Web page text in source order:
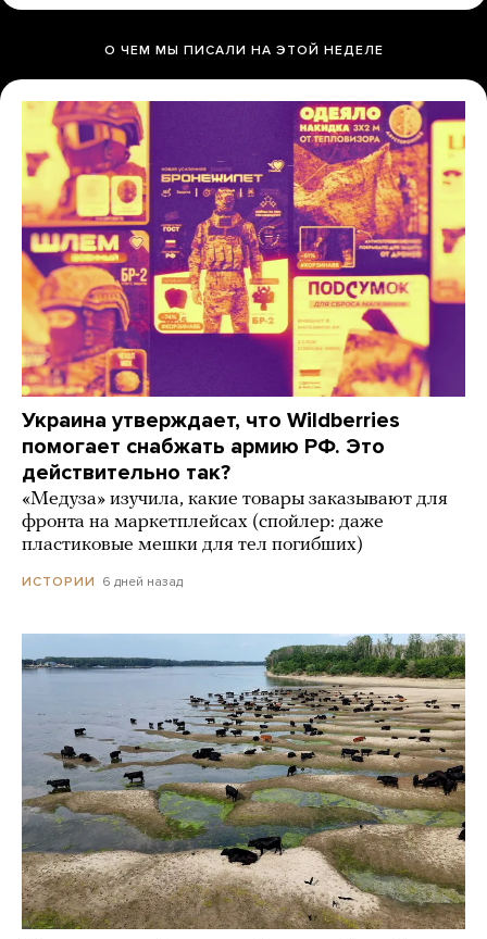
О ЧЕМ МЫ ПИСАЛИ НА ЭТОЙ НЕДЕЛЕ
Украина утверждает, что Wildberries
помогает снабжать армию РФ. Это
действительно так?
«Медуза» изучила, какие товары заказывают для
фронта на маркетплейсах (спойлер: даже
пластиковые мешки для тел погибших)
ИСТОРИИ 6 дней назад